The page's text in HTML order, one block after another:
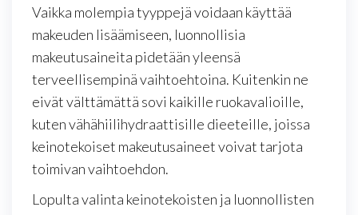
Vaikka molempia tyyppejä voidaan käyttää
makeuden lisäämiseen, luonnollisia
makeutusaineita pidetään yleensä
terveellisempinä vaihtoehtoina. Kuitenkin ne
eivät välttämättä sovi kaikille ruokavalioille,
kuten vähähiilihydraattisille dieeteille, joissa
keinotekoiset makeutusaineet voivat tarjota
toimivan vaihtoehdon.
Lopulta valinta keinotekoisten ja luonnollisten